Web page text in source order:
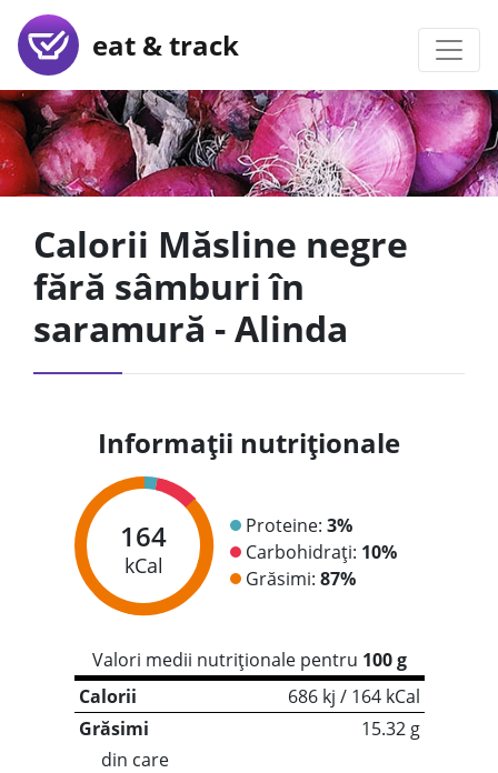
eat & track
Calorii Măsline negre
fără sâmburi în
saramură - Alinda
Informații nutriționale
164
kCal
Proteine: 3%
Carbohidrați: 10%
Grăsimi: 87%
Valori medii nutriționale pentru 100 g
Calorii
686 kj / 164 kCal
Grăsimi
15.32 g
din care